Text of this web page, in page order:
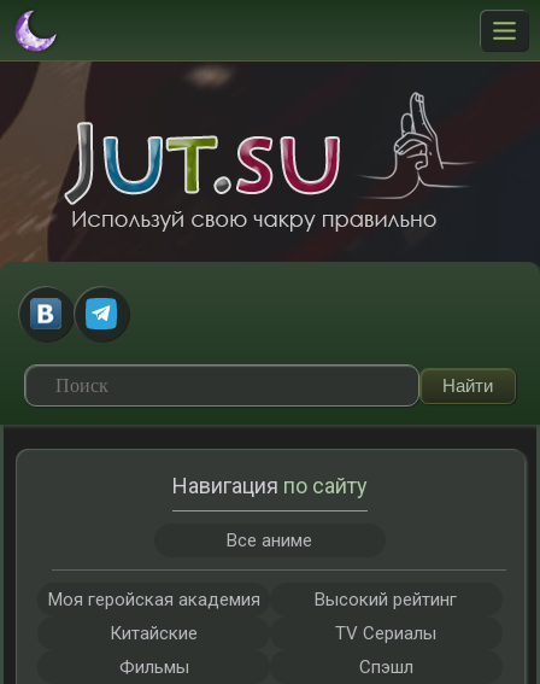
Навигация по сайту
Все аниме
Моя геройская академия
Высокий рейтинг
Китайские
TV Сериалы
Фильмы
Спэшл